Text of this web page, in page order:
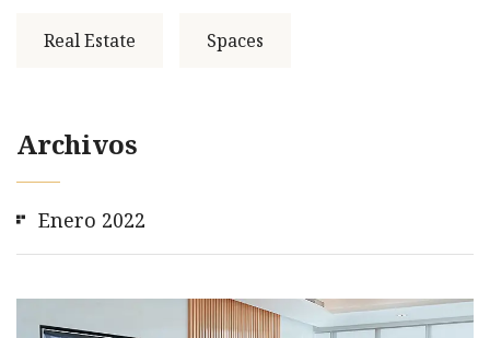
Real Estate Spaces
Archivos
Enero 2022